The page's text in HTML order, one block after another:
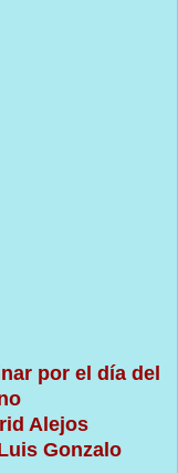
por el día del
Alejos
Gonzalo